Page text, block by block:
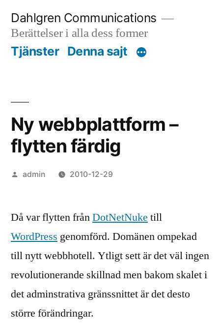
content
Dahlgren Communications
Berättelser i alla dess former
Tjänster Denna sajt
Ny webbplattform –
flytten färdig
Posted
admin 2010-12-29
Då var flytten frånDotNetNuke till
WordPress genomförd. Domänen ompekad
till nytt webbhotell. Ytligt sett är det väl ingen
revolutionerande skillnad men bakom skalet i
det adminstrativa gränssnittet är det desto
större förändringar.